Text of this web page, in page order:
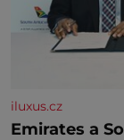
iluxus.cz
Emirates a